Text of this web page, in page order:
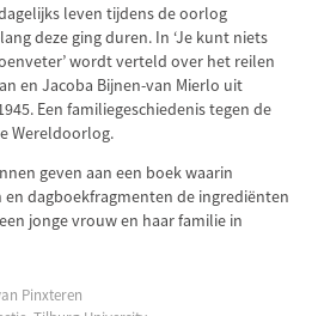
leven tijdens de oorlog
deze ging duren. In ‘Je kunt niets
wordt verteld over het reilen
en Jacoba Bijnen-van Mierlo uit
Een familiegeschiedenis tegen de
Wereldoorlog.
geven aan een boek waarin
dagboekfragmenten de ingrediënten
jonge vrouw en haar familie in
Pinxteren